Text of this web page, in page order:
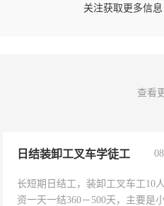
关注获取更多信息
查看
日结装卸工叉车学徒工
长短期日结工，装卸工叉车工10
资一天一结360－500天，主要是